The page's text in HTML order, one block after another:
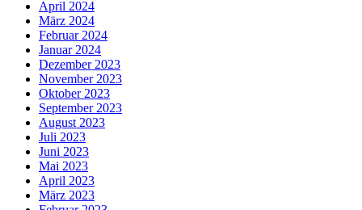
April 2024
März 2024
Februar 2024
Januar 2024
Dezember 2023
November 2023
Oktober 2023
September 2023
August 2023
Juli 2023
Juni 2023
Mai 2023
April 2023
März 2023